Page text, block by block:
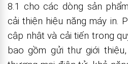
8.1 cho các dòng sản
cải thiện hiệu năng máy in.
cập nhật và cải tiến trong
bao gồm gửi thư giới